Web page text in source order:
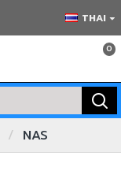
THAI
0
NAS